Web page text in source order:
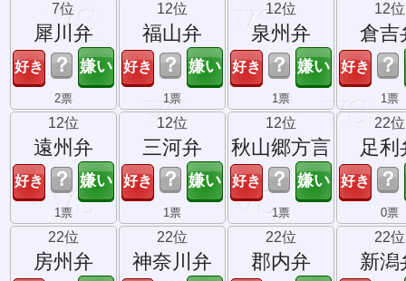
7位
犀川弁
？
2票
12位
福山弁
？
1票
12位
泉州弁
？
1票
12位
倉吉
？
1票
12位
遠州弁
？
1票
12位
三河弁
？
1票
12位
秋山郷方言
？
1票
22位
足利
？
0票
22位
房州弁
22位
神奈川弁
22位
郡内弁
22位
新潟